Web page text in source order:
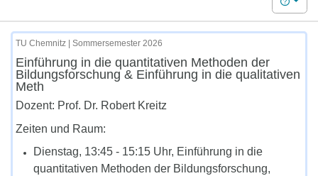
TU Chemnitz | Sommersemester 2026
Einführung in die quantitativen Methoden der
Bildungsforschung & Einführung in die qualitativen
Meth
Dozent: Prof. Dr. Robert Kreitz
Zeiten und Raum:
Dienstag, 13:45 - 15:15 Uhr, Einführung in die
quantitativen Methoden der Bildungsforschung,